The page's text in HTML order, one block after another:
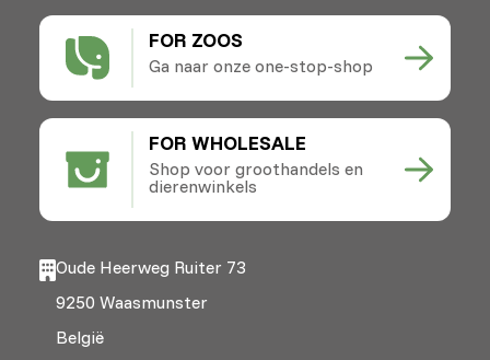
FOR ZOOS
Ga naar onze one-stop-shop
FOR WHOLESALE
Shop voor groothandels en
dierenwinkels
Oude Heerweg Ruiter 73
9250 Waasmunster
België